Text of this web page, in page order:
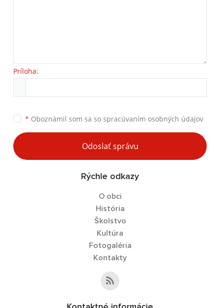
Príloha:
* Oboznámil som sa so spracúvaním osobných údajov
Odoslať správu
Rýchle odkazy
O obci
História
Školstvo
Kultúra
Fotogaléria
Kontakty